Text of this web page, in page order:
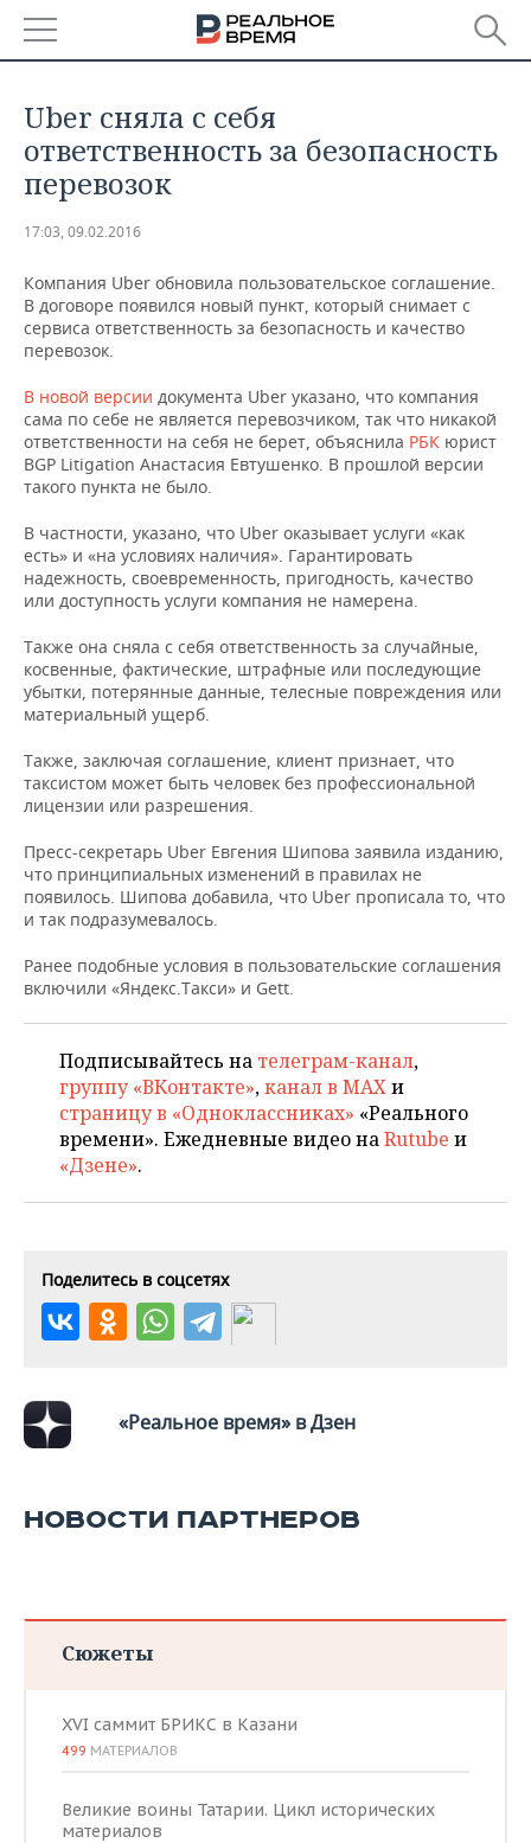
ТАТАРСТАН
НОВОСТИ
АНАЛИТИКА
ДЕКЛАРАЦИИ О ДОХОДАХ
КОРОЛИ ГОСЗАКАЗА ПФО
ВУЗЫ ТАТАРСТАНА
КОМУ ПРИНАДЛЕЖАТ
ТОРГОВЫЕ ЦЕНТРЫ
ТАТАРСТАНА
НОВОСТИ ЭКОНОМИКИ
ФИНАНСЫ
БАНКИ
БЮДЖЕТ
ПРОМЫШЛЕННОСТЬ
НОВОСТИ
АГРОПРОМ
МАШИНОСТРОЕНИЕ
НЕФТЕХИМИЯ
НЕФТЬ
ОПК
ЭНЕРГЕТИКА
НЕДВИЖИМОСТЬ
НОВОСТИ НЕДВИЖИМОСТИ
АВТО
НОВОСТИ АВТО
БИЗНЕС
РОЗНИЧНАЯ ТОРГОВЛЯ
УСЛУГИ
ТЕХНОЛОГИИ
НОВОСТИ ТЕХНОЛОГИЙ
МЕДИА
МЕРОПРИЯТИЯ
ВЫЕЗДНАЯ РЕДАКЦИЯ
ONLINE-КОНФЕРЕНЦИИ
ОТКРЫТАЯ ЛЕКЦИЯ
НОВОСТИ СПОРТА
ХОККЕЙ
БАСКЕТБОЛ
ВОЛЕЙБОЛ
КИБЕРСПОРТ
ВОДНЫЕ ВИДЫ СПОРТА
ХОККЕЙ С МЯЧОМ
ОБЩЕСТВО
ВЛАСТЬ
ИНФРАСТРУКТУРА
ИСТОРИЯ
КУЛЬТУРА
ОБРАЗОВАНИЕ
ПРОИСШЕСТВИЯ
СЮЖЕТЫ
СПРАВОЧНИК
СПИСОК ПЕРСОН
СПИСОК КОМПАНИЙ
ПОЛНАЯ ВЕРСИЯ
Uber сняла с себя
ответственность за безопасность
перевозок
17:03, 09.02.2016
Компания Uber обновила пользовательское соглашение.
В договоре появился новый пункт, который снимает с
сервиса ответственность за безопасность и качество
перевозок.
В новой версии документа Uber указано, что компания
сама по себе не является перевозчиком, так что никакой
ответственности на себя не берет, объяснила РБК юрист
BGP Litigation Анастасия Евтушенко. В прошлой версии
такого пункта не было.
В частности, указано, что Uber оказывает услуги «как
есть» и «на условиях наличия». Гарантировать
надежность, своевременность, пригодность, качество
или доступность услуги компания не намерена.
Также она сняла с себя ответственность за случайные,
косвенные, фактические, штрафные или последующие
убытки, потерянные данные, телесные повреждения или
материальный ущерб.
Также, заключая соглашение, клиент признает, что
таксистом может быть человек без профессиональной
лицензии или разрешения.
Пресс-секретарь Uber Евгения Шипова заявила изданию,
что принципиальных изменений в правилах не
появилось. Шипова добавила, что Uber прописала то, что
и так подразумевалось.
Ранее подобные условия в пользовательские соглашения
включили «Яндекс.Такси» и Gett.
Подписывайтесь на телеграм-канал,
группу «ВКонтакте»,канал в MAXи
страницу в «Одноклассниках» «Реального
времени». Ежедневные видео наRutube и
«Дзене».
Поделитесь в соцсетях
«Реальное время» в Дзен
НОВОСТИ ПАРТНЕРОВ
Сюжеты
XVI саммит БРИКС в Казани
499 МАТЕРИАЛОВ
Великие воины Татарии. Цикл исторических
материалов